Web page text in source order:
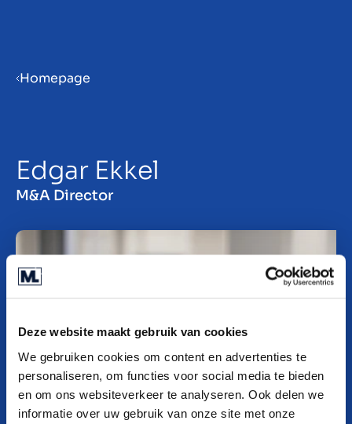
Deze website maakt gebruik van cookies
We gebruiken cookies om content en advertenties te
personaliseren, om functies voor social media te bieden
en om ons websiteverkeer te analyseren. Ook delen we
informatie over uw gebruik van onze site met onze
Homepage
Edgar Ekkel
M&A Director